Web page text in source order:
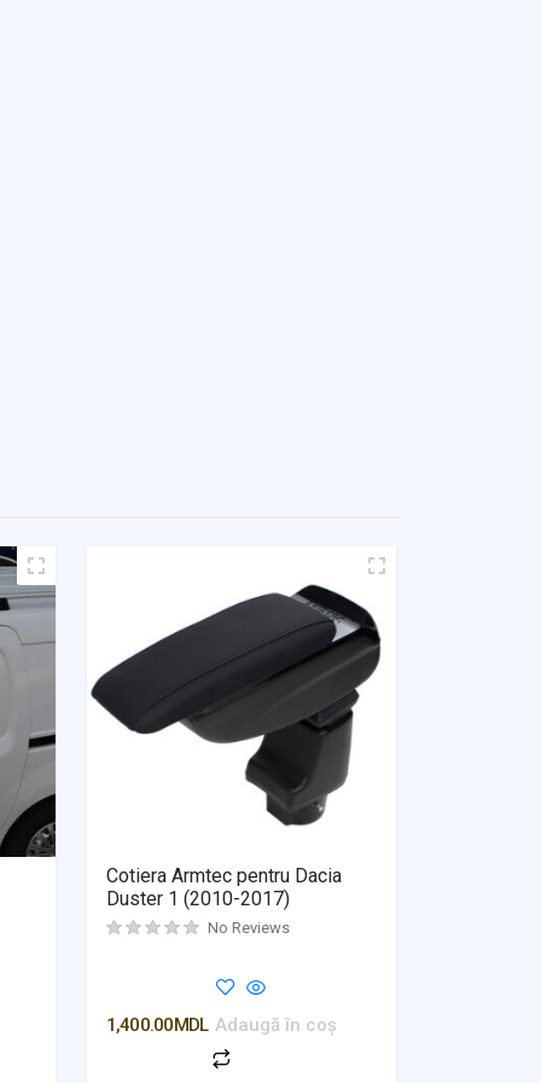
Cotiera Armtec pentru Dacia
Duster 1 (2010-2017)
No Reviews
1,400.00MDL Adaugă în coș